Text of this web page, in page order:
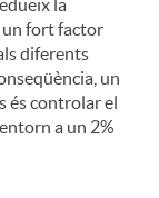
la
un fort factor
diferents
un
és controlar el
a un 2%